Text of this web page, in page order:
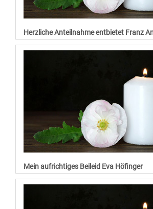
Herzliche Anteilnahme entbietet Franz
Mein aufrichtiges Beileid Eva Höfinger